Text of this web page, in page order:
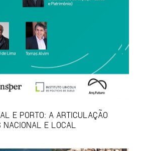
E PORTO: A ARTICULAÇÃO
E LOCAL